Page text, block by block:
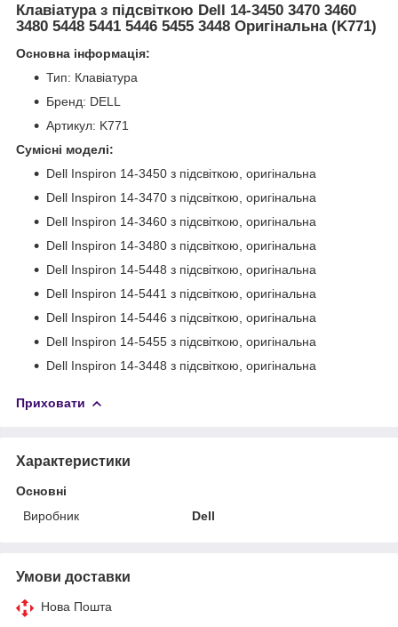
Клавіатура з підсвіткою Dell 14-3450 3470 3460
3480 5448 5441 5446 5455 3448 Оригінальна (K771)
Основна інформація:
Тип: Клавіатура
Бренд: DELL
Артикул: K771
Сумісні моделі:
Dell Inspiron 14-3450 з підсвіткою, оригінальна
Dell Inspiron 14-3470 з підсвіткою, оригінальна
Dell Inspiron 14-3460 з підсвіткою, оригінальна
Dell Inspiron 14-3480 з підсвіткою, оригінальна
Dell Inspiron 14-5448 з підсвіткою, оригінальна
Dell Inspiron 14-5441 з підсвіткою, оригінальна
Dell Inspiron 14-5446 з підсвіткою, оригінальна
Dell Inspiron 14-5455 з підсвіткою, оригінальна
Dell Inspiron 14-3448 з підсвіткою, оригінальна
Приховати
Характеристики
Основні
Виробник
Dell
Умови доставки
Нова Пошта